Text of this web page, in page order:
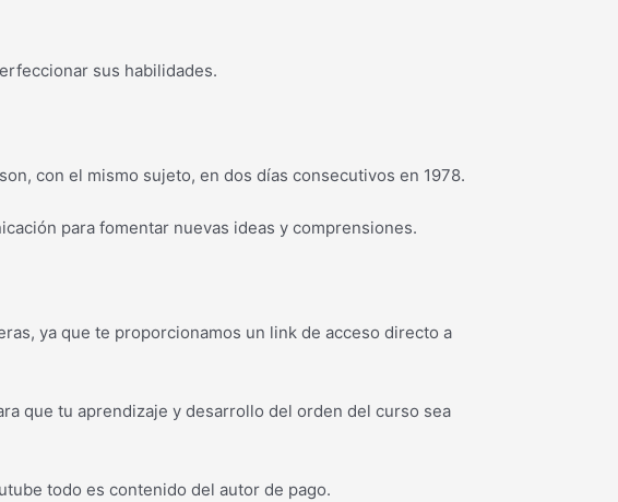
sus habilidades.
con el mismo sujeto, en dos días consecutivos en 1978.
para fomentar nuevas ideas y comprensiones.
ya que te proporcionamos un link de acceso directo a
que tu aprendizaje y desarrollo del orden del curso sea
todo es contenido del autor de pago.